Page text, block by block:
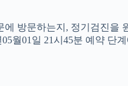
방문하는지, 정기검진
월01일 21시45분 예약 단